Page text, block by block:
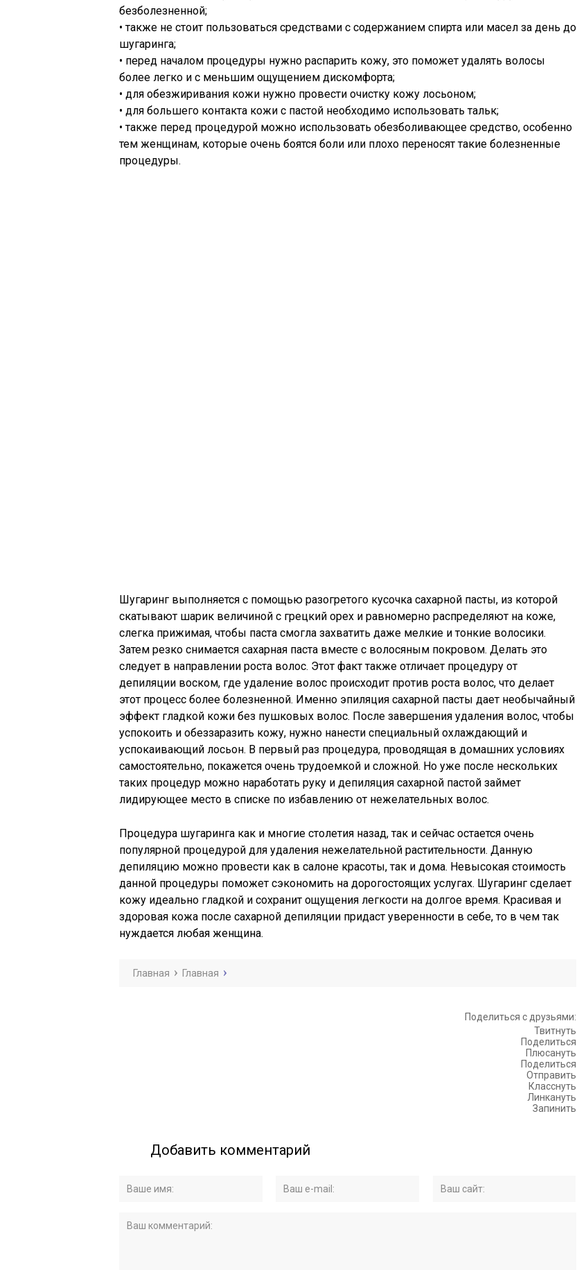
безболезненной;
• также не стоит пользоваться средствами с содержанием спирта или масел за день до
шугаринга;
• перед началом процедуры нужно распарить кожу, это поможет удалять волосы
более легко и с меньшим ощущением дискомфорта;
• для обезжиривания кожи нужно провести очистку кожу лосьоном;
• для большего контакта кожи с пастой необходимо использовать тальк;
• также перед процедурой можно использовать обезболивающее средство, особенно
тем женщинам, которые очень боятся боли или плохо переносят такие болезненные
процедуры.
Шугаринг выполняется с помощью разогретого кусочка сахарной пасты, из которой
скатывают шарик величиной с грецкий орех и равномерно распределяют на коже,
слегка прижимая, чтобы паста смогла захватить даже мелкие и тонкие волосики.
Затем резко снимается сахарная паста вместе с волосяным покровом. Делать это
следует в направлении роста волос. Этот факт также отличает процедуру от
депиляции воском, где удаление волос происходит против роста волос, что делает
этот процесс более болезненной. Именно эпиляция сахарной пасты дает необычайный
эффект гладкой кожи без пушковых волос. После завершения удаления волос, чтобы
успокоить и обеззаразить кожу, нужно нанести специальный охлаждающий и
успокаивающий лосьон. В первый раз процедура, проводящая в домашних условиях
самостоятельно, покажется очень трудоемкой и сложной. Но уже после нескольких
таких процедур можно наработать руку и депиляция сахарной пастой займет
лидирующее место в списке по избавлению от нежелательных волос.
Процедура шугаринга как и многие столетия назад, так и сейчас остается очень
популярной процедурой для удаления нежелательной растительности. Данную
депиляцию можно провести как в салоне красоты, так и дома. Невысокая стоимость
данной процедуры поможет сэкономить на дорогостоящих услугах. Шугаринг сделает
кожу идеально гладкой и сохранит ощущения легкости на долгое время. Красивая и
здоровая кожа после сахарной депиляции придаст уверенности в себе, то в чем так
нуждается любая женщина.
Главная Главная
Поделиться с друзьями:
Твитнуть
Поделиться
Плюсануть
Поделиться
Отправить
Класснуть
Линкануть
Запинить
Добавить комментарий